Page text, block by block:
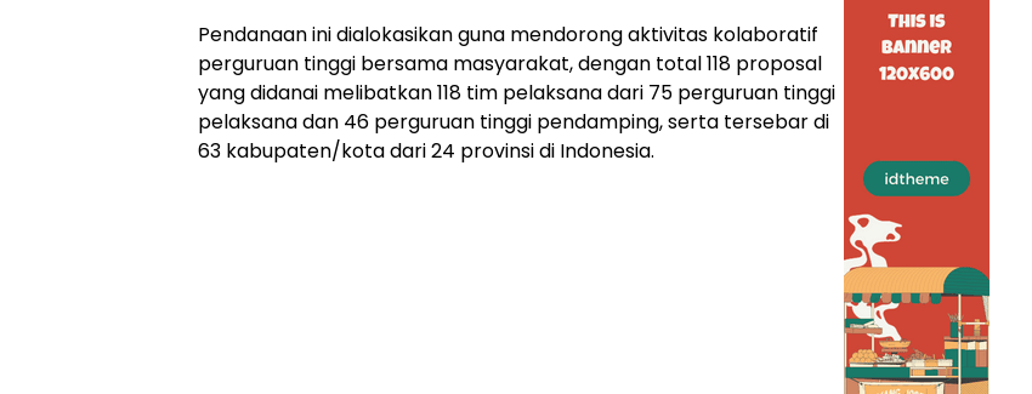
dan
berita
asusila
Media
Cetak
dan
Pendanaan ini dialokasikan guna mendorong aktivitas kolaboratif
perguruan tinggi bersama masyarakat, dengan total 118 proposal
yang didanai melibatkan 118 tim pelaksana dari 75 perguruan tinggi
pelaksana dan 46 perguruan tinggi pendamping, serta tersebar di
63 kabupaten/kota dari 24 provinsi di Indonesia.